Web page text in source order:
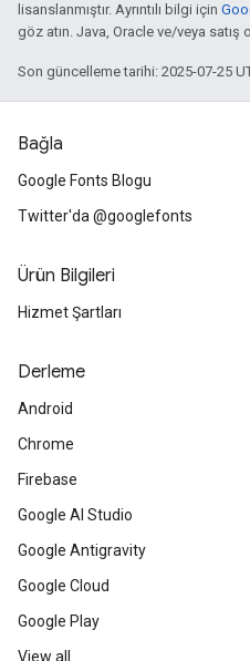
lisanslanmıştır. Ayrıntılı bilgi için
göz atın. Java, Oracle ve/veya satış
Son güncelleme tarihi: 2025-07-25
Bağla
Google Fonts Blogu
Twitter'da @googlefonts
Ürün Bilgileri
Hizmet Şartları
Derleme
Android
Chrome
Firebase
Google AI Studio
Google Antigravity
Google Cloud
Google Play
View all